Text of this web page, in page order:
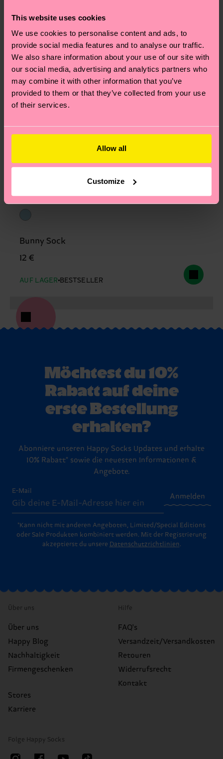
This website uses cookies
We use cookies to personalise content and ads, to
provide social media features and to analyse our traffic.
We also share information about your use of our site with
our social media, advertising and analytics partners who
may combine it with other information that you’ve
provided to them or that they’ve collected from your use
of their services.
Allow all
Customize
am häufigsten gestellten Fragen.
Bunny Sock
12 €
AUF LAGER BESTSELLER
Möchtest du 10%
Rabatt auf deine
erste Bestellung
erhalten?
Abonniere unseren Happy Socks Updates und erhalte
10% Rabatt* sowie die neuesten Informationen &
Angebote.
E-Mail
Anmelden
*Kann nicht mit anderen Angeboten, Limited/Special Editions
oder Sale Produkten kombiniert werden. Mit der Registrierung
akzeptierst du unsere Datenschutzrichtlinien.
Über uns
Über uns
Happy Blog
Nachhaltigkeit
Firmengeschenken
Stores
Karriere
Hilfe
FAQ's
Versandzeit/Versandkosten
Retouren
Widerrufsrecht
Kontakt
Folge Happy Socks